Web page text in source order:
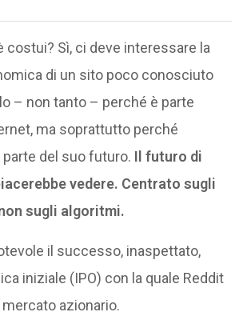
costui? Sì, ci deve interessare la
di un sito poco conosciuto
– non tanto – perché è parte
ma soprattutto perché
del suo futuro. Il futuro di
vedere. Centrato sugli
sugli algoritmi.
il successo, inaspettato,
iniziale (IPO) con la quale Reddit
azionario.